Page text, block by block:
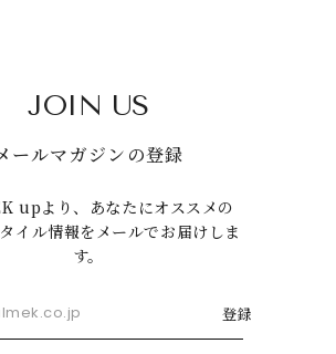
JOIN US
ールマガジンの登録
upより、あなたにオススメの
イル情報をメールでお届けしま
す。
登録